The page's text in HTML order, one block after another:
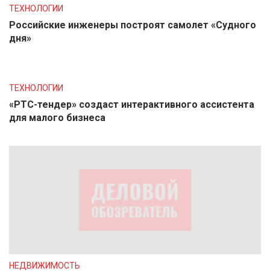
ТЕХНОЛОГИИ
Российские инженеры построят самолет «Судного
дня»
ТЕХНОЛОГИИ
«РТС-тендер» создаст интерактивного ассистента
для малого бизнеса
НЕДВИЖИМОСТЬ